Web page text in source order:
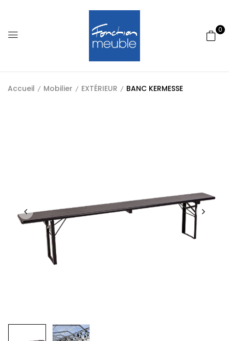
0
Accueil Mobilier EXTÉRIEUR BANC KERMESSE